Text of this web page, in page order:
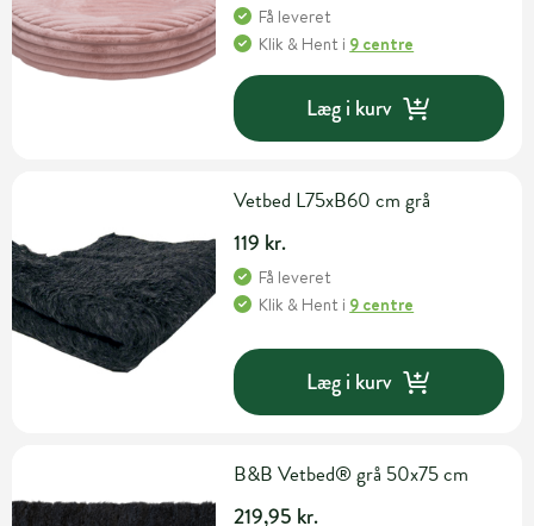
Få leveret
Klik & Hent i 9 centre
Læg i kurv
Vetbed L75xB60 cm grå
119 kr.
Få leveret
Klik & Hent i 9 centre
Læg i kurv
B&B Vetbed® grå 50x75 cm
219,95 kr.